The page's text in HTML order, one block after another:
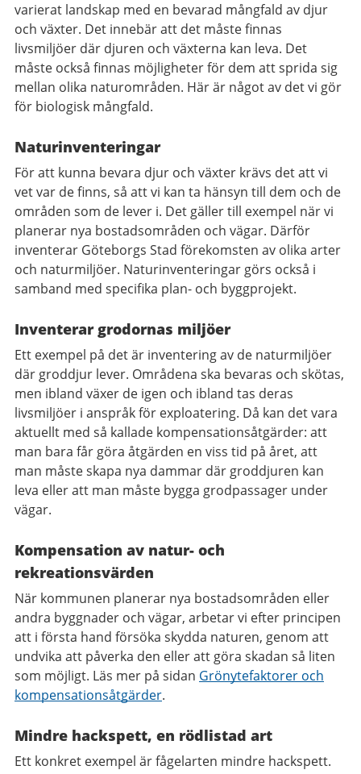
varierat landskap med en bevarad mångfald av djur
och växter. Det innebär att det måste finnas
livsmiljöer där djuren och växterna kan leva. Det
måste också finnas möjligheter för dem att sprida sig
mellan olika naturområden. Här är något av det vi gör
för biologisk mångfald.
Naturinventeringar
För att kunna bevara djur och växter krävs det att vi
vet var de finns, så att vi kan ta hänsyn till dem och de
områden som de lever i. Det gäller till exempel när vi
planerar nya bostadsområden och vägar. Därför
inventerar Göteborgs Stad förekomsten av olika arter
och naturmiljöer. Naturinventeringar görs också i
samband med specifika plan- och byggprojekt.
Inventerar grodornas miljöer
Ett exempel på det är inventering av de naturmiljöer
där groddjur lever. Områdena ska bevaras och skötas,
men ibland växer de igen och ibland tas deras
livsmiljöer i anspråk för exploatering. Då kan det vara
aktuellt med så kallade kompensationsåtgärder: att
man bara får göra åtgärden en viss tid på året, att
man måste skapa nya dammar där groddjuren kan
leva eller att man måste bygga grodpassager under
vägar.
Kompensation av natur- och
rekreationsvärden
När kommunen planerar nya bostadsområden eller
andra byggnader och vägar, arbetar vi efter principen
att i första hand försöka skydda naturen, genom att
undvika att påverka den eller att göra skadan så liten
som möjligt. Läs mer på sidan Grönytefaktorer och
kompensationsåtgärder.
Mindre hackspett, en rödlistad art
Ett konkret exempel är fågelarten mindre hackspett.